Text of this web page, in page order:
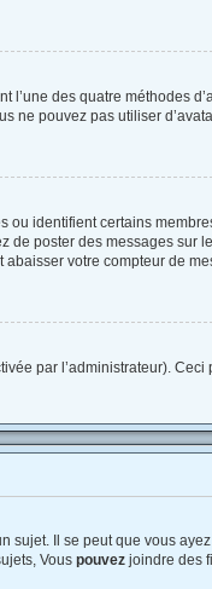
des quatre méthodes
ne pouvez pas utiliser
identifient certains
de poster des messages
votre compteur de
par l’administrateur).
Il se peut que vous
Vous pouvez joindre des